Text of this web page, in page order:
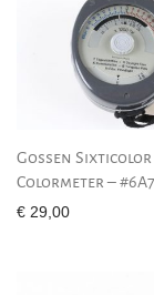
Gossen Sixticolor
Colormeter –
€ 29,00